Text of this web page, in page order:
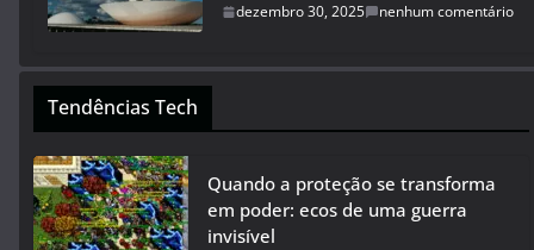
dezembro 30, 2025 nenhum comentário
Tendências Tech
Quando a proteção se transforma
em poder: ecos de uma guerra
invisível